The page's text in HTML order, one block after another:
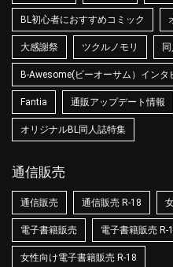
BL初心者におすすめコミック
大感謝祭 ツクルノモリ
B-Awesome(ビーオーサム）インタ
Fantia 通販アップデート情報
オリジナルBL同人誌特集
通信販売
通信販売 通信販売 R-18
電子書籍販売 電子書籍販売 R-
女性向け電子書籍販売 R-18